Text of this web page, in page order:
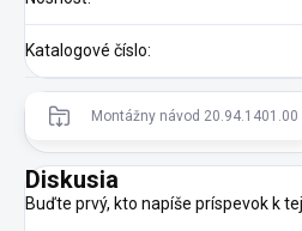
Katalogové číslo:
Montážny návod 20.94.1401.00
Diskusia
Buďte prvý, kto napíše príspevok k